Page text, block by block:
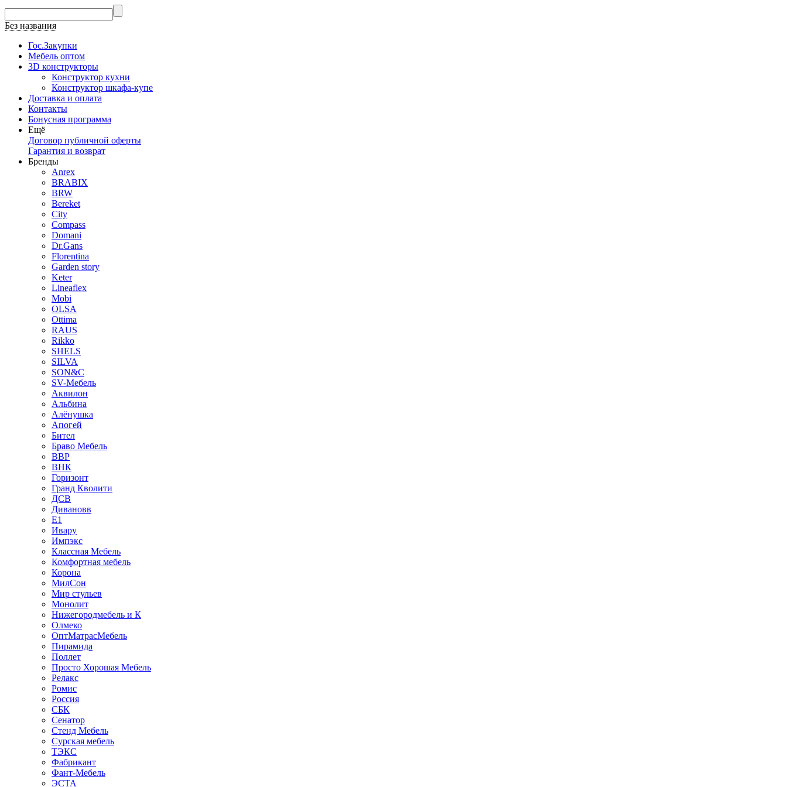
Без названия
Гос.Закупки
Мебель оптом
3D конструкторы
Конструктор кухни
Конструктор шкафа-купе
Доставка и оплата
Контакты
Бонусная программа
Ещё
Договор публичной оферты
Гарантия и возврат
Бренды
Anrex
BRABIX
BRW
Bereket
City
Compass
Domani
Dr.Gans
Florentina
Garden story
Keter
Lineaflex
Mobi
OLSA
Ottima
RAUS
Rikko
SHELS
SILVA
SON&C
SV-Мебель
Аквилон
Альбина
Алёнушка
Апогей
Бител
Браво Мебель
ВВР
ВНК
Горизонт
Гранд Кволити
ДСВ
Дивановв
Е1
Ивару
Импэкс
Классная Мебель
Комфортная мебель
Корона
МилСон
Мир стульев
Монолит
Нижегородмебель и К
Олмеко
ОптМатрасМебель
Пирамида
Поллет
Просто Хорошая Мебель
Релакс
Ромис
Россия
СБК
Сенатор
Стенд Мебель
Сурская мебель
ТЭКС
Фабрикант
Фант-Мебель
ЭСТА